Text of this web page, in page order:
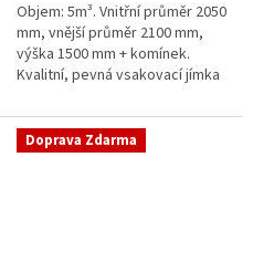
hvězdiček.
Objem: 5m³. Vnitřní průměr 2050
mm, vnější průměr 2100 mm,
výška 1500 mm + komínek.
Kvalitní, pevná vsakovací jímka
obetonování Průměr přítoku a
odtoku +...
Doprava Zdarma